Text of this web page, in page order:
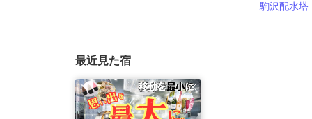
駒沢配水塔
最近見た宿